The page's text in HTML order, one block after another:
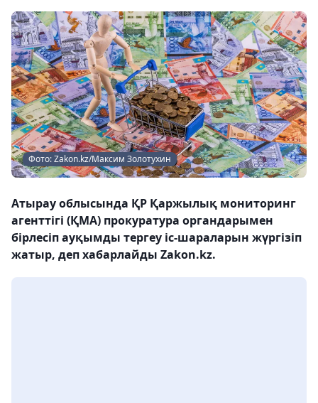
Фото: Zakon.kz/Максим Золотухин
Атырау облысында ҚР Қаржылық мониторинг
агенттігі (ҚМА) прокуратура органдарымен
бірлесіп ауқымды тергеу іс-шараларын жүргізіп
жатыр, деп хабарлайды Zakon.kz.